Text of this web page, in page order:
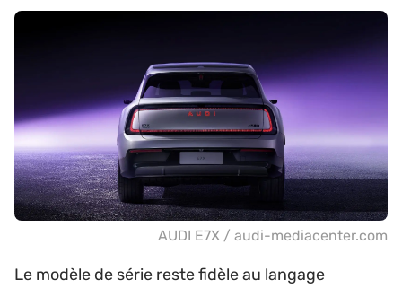
AUDI E7X / audi-mediacenter.com
Le modèle de série reste fidèle au langage